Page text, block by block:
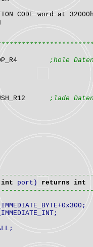
word at 32000h
;hole
;lade
int port) returns int